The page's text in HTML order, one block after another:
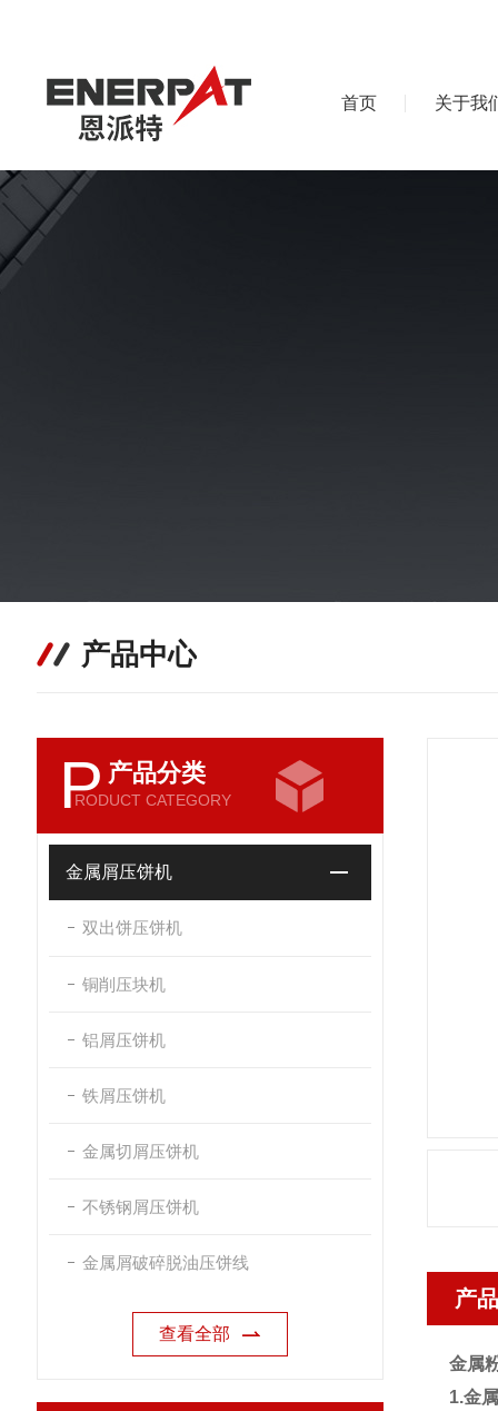
首页 关于我
产品中心
P 产品分类
RODUCT CATEGORY
金属屑压饼机
双出饼压饼机
铜削压块机
铝屑压饼机
铁屑压饼机
金属切屑压饼机
不锈钢屑压饼机
金属屑破碎脱油压饼线
查看全部
产
金属
1.金